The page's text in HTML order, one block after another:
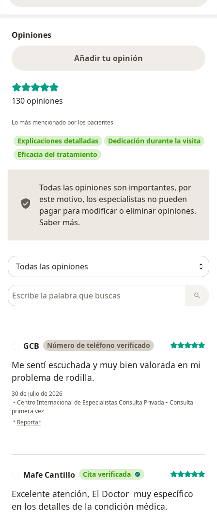
Opiniones
Añadir tu opinión
130 opiniones
Lo más mencionado por los pacientes
Explicaciones detalladas
Dedicación durante la visita
Eficacia del tratamiento
Todas las opiniones son importantes, por
este motivo, los especialistas no pueden
pagar para modificar o eliminar opiniones.
Saber más.
Busca en opiniones
GCB Número de teléfono verificado
Me sentí escuchada y muy bien valorada en mi
problema de rodilla.
30 de julio de 2026
• Centro Internacional de Especialistas Consulta Privada • Consulta
primera vez
• en opinión del usuario GCB
Reportar
Mafe Cantillo Cita verificada
Excelente atención, El Doctor ‍ muy específico
en los detalles de la condición médica.